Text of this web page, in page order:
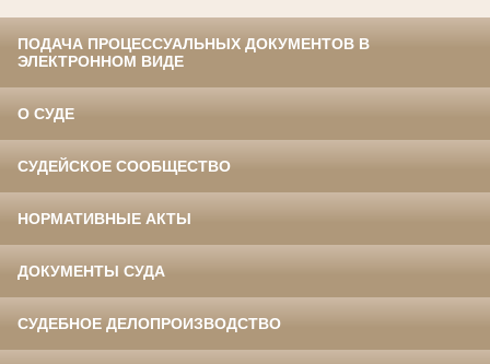
ПОДАЧА ПРОЦЕССУАЛЬНЫХ ДОКУМЕНТОВ В
ЭЛЕКТРОННОМ ВИДЕ
О СУДЕ
СУДЕЙСКОЕ СООБЩЕСТВО
НОРМАТИВНЫЕ АКТЫ
ДОКУМЕНТЫ СУДА
СУДЕБНОЕ ДЕЛОПРОИЗВОДСТВО